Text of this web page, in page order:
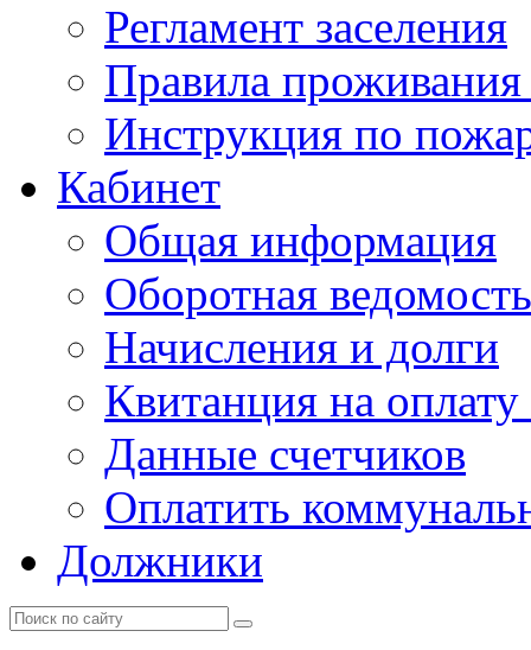
Регламент заселения
Правила
Инструкция по
Кабинет
Общая информация
Оборотная ведомость
Начисления и долги
Квитанция на
Данные счетчиков
Оплатить
Должники